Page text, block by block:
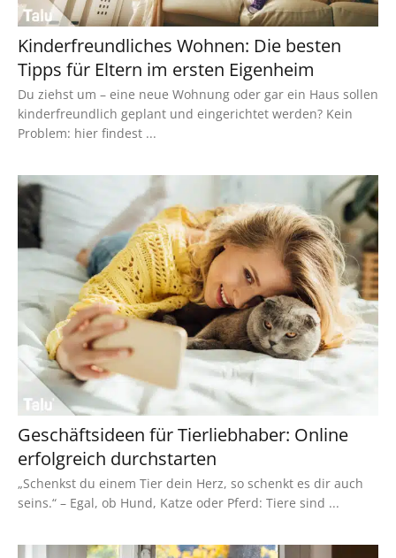
Kinderfreundliches Wohnen: Die besten
Tipps für Eltern im ersten Eigenheim
Du ziehst um – eine neue Wohnung oder gar ein Haus sollen
kinderfreundlich geplant und eingerichtet werden? Kein
Problem: hier findest ...
Geschäftsideen für Tierliebhaber: Online
erfolgreich durchstarten
„Schenkst du einem Tier dein Herz, so schenkt es dir auch
seins.“ – Egal, ob Hund, Katze oder Pferd: Tiere sind ...